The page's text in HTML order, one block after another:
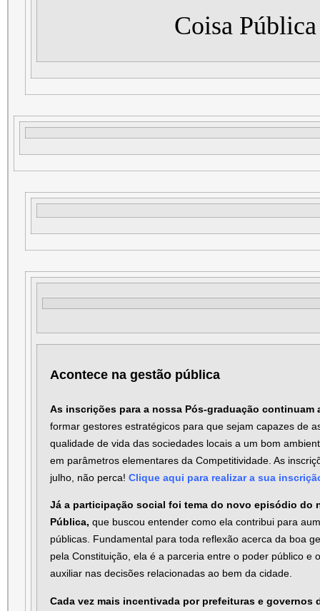
Coisa Pública
Acontece na gestão pública
As inscrições para a nossa Pós-graduação continuam
formar gestores estratégicos para que sejam capazes de
qualidade de vida das sociedades locais a um bom
em parâmetros elementares da Competitividade. As
julho, não perca! Clique aqui para realizar a sua
Já a participação social foi tema do novo episódio do
Pública, que buscou entender como ela contribui para
públicas. Fundamental para toda reflexão acerca da boa
pela Constituição, ela é a parceria entre o poder público e
auxiliar nas decisões relacionadas ao bem da cidade.
Cada vez mais incentivada por prefeituras e governos